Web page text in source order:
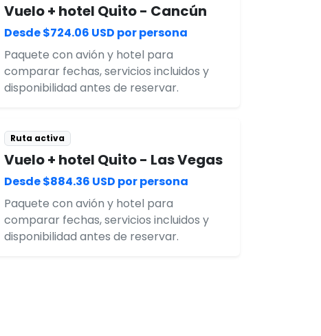
Vuelo + hotel Quito - Cancún
Desde $724.06 USD por persona
Paquete con avión y hotel para
comparar fechas, servicios incluidos y
disponibilidad antes de reservar.
Ruta activa
Vuelo + hotel Quito - Las Vegas
Desde $884.36 USD por persona
Paquete con avión y hotel para
comparar fechas, servicios incluidos y
disponibilidad antes de reservar.